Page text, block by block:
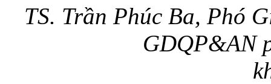
TS. Trần Phúc Ba, Phó
GDQP&AN